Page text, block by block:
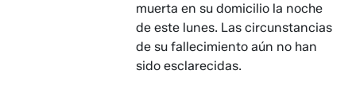
muerta en su domicilio la noche
de este lunes. Las circunstancias
de su fallecimiento aún no han
sido esclarecidas.